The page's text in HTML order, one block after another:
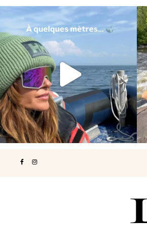
Voir une baleine en photo, c’est
impressionnant 🐋...
203